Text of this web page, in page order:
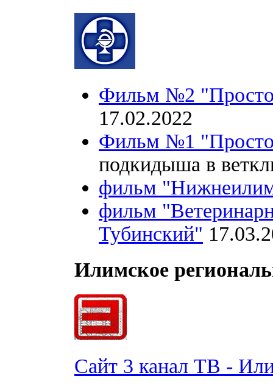
Фильм №2
17.02.2022
Фильм №1
подкидыша в
фильм
фильм
Тубинский"
Илимское
Сайт 3 канал ТВ -